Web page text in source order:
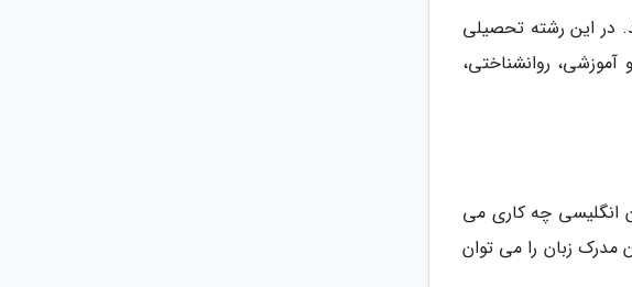
در این رشته تحصیلی
روانشناختی،
انگلیسی چه کاری می
مدرک زبان را می توان